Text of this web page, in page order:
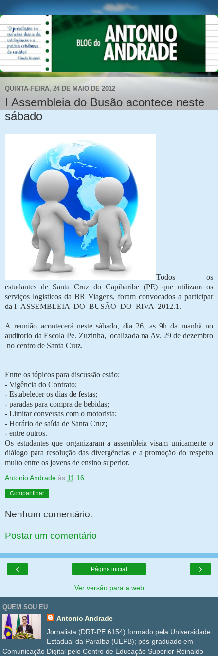
QUINTA-FEIRA, 24 DE MAIO DE 2012
I Assembleia do Busão acontece neste
sábado
Todos os
estudantes de Santa Cruz do Capibaribe (PE) que utilizam os
serviços logisticos da BR Viagens, foram convocados a participar
da I ASSEMBLEIA DO BUSÃO DO RIVA 2012.1.
A reunião acontecerá neste sábado, dia 26, as 9h da manhã no
auditorio da Escola Pe. Zuzinha, localizada na Av. 29 de dezembro
no centro de Santa Cruz.
Entre os tópicos para discussão estão:
- Vigência do Contrato;
- Estabelecer os dias de festas;
- paradas para compra de bebidas;
- Limitar conversas com o motorista;
- Horário de saída de Santa Cruz;
- entre outros.
Os estudantes que organizaram a assembleia visam unicamente o
diálogo para resolução das divergências e a promoção do respeito
multo entre os jovens de ensino superior.
Antonio Andrade às 11:16
Compartilhar
Nenhum comentário:
Postar um comentário
‹ ›
Página inicial
Ver versão para a web
QUEM SOU EU
Antonio Andrade
Jornalista (DRT-PE 6154) formado pela Universidade
Estadual da Paraíba (UEPB); pós-graduado em
Comunicação Digital pelo Centro de Educação Superior Reinaldo